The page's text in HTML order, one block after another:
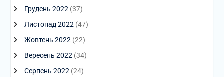
Грудень 2022 (37)
Листопад 2022 (47)
Жовтень 2022 (22)
Вересень 2022 (34)
Серпень 2022 (24)